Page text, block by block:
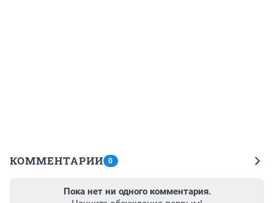
КОММЕНТАРИИ 0
Пока нет ни одного комментария.